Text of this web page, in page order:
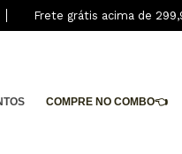
Frete grátis acima de
COMPRE NO COMBO👈